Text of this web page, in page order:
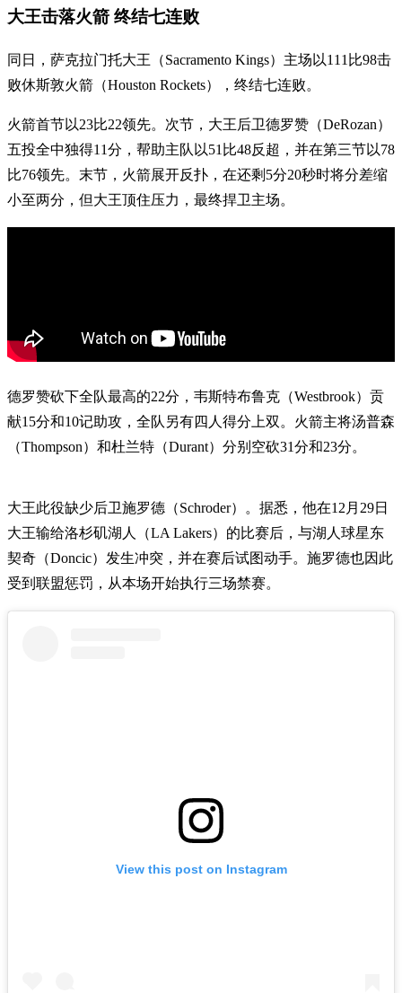
大王击落火箭 终结七连败
同日，萨克拉门托大王（Sacramento Kings）主场以111比98击
败休斯敦火箭（Houston Rockets），终结七连败。
火箭首节以23比22领先。次节，大王后卫德罗赞（DeRozan）
五投全中独得11分，帮助主队以51比48反超，并在第三节以78
比76领先。末节，火箭展开反扑，在还剩5分20秒时将分差缩
小至两分，但大王顶住压力，最终捍卫主场。
德罗赞砍下全队最高的22分，韦斯特布鲁克（Westbrook）贡
献15分和10记助攻，全队另有四人得分上双。火箭主将汤普森
（Thompson）和杜兰特（Durant）分别空砍31分和23分。
大王此役缺少后卫施罗德（Schroder）。据悉，他在12月29日
大王输给洛杉矶湖人（LA Lakers）的比赛后，与湖人球星东
契奇（Doncic）发生冲突，并在赛后试图动手。施罗德也因此
受到联盟惩罚，从本场开始执行三场禁赛。
View this post on Instagram